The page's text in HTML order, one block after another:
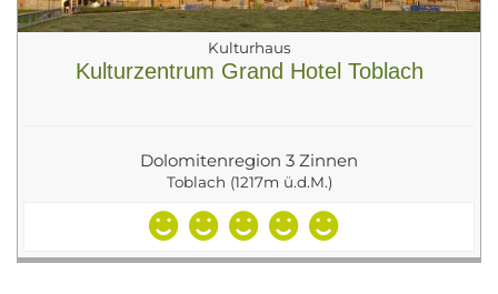
Kulturhaus
Kulturzentrum Grand Hotel Toblach
Dolomitenregion 3 Zinnen
Toblach (1217m ü.d.M.)